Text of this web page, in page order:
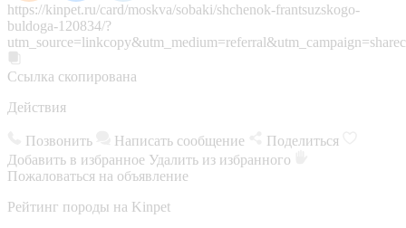
https://kinpet.ru/card/moskva/sobaki/shchenok-frantsuzskogo-
buldoga-120834/?
Ссылка скопирована
Действия
Позвонить Написать сообщение
Поделиться
Добавить в избранное Удалить из избранного
Пожаловаться на объявление
Рейтинг породы на Kinpet